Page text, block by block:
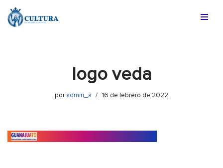
Saltar
logo veda
por admin_a 16 de febrero de 2022